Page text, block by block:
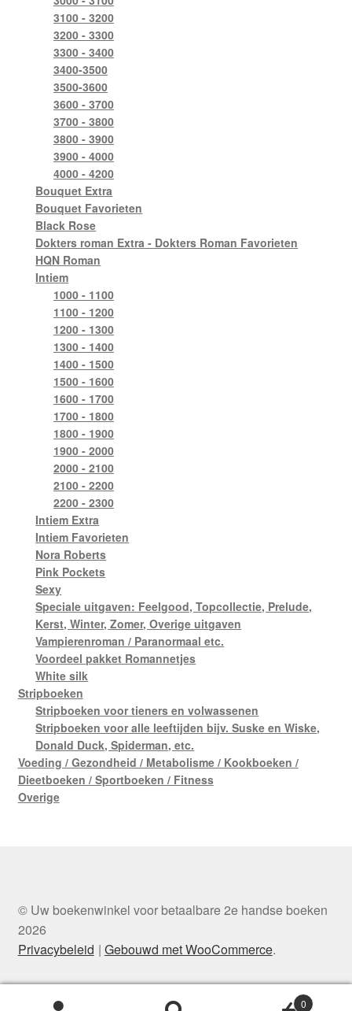
3100 - 3200
3200 - 3300
3300 - 3400
3400-3500
3500-3600
3600 - 3700
3700 - 3800
3800 - 3900
3900 - 4000
4000 - 4200
Bouquet Extra
Bouquet Favorieten
Black Rose
Dokters roman Extra - Dokters Roman Favorieten
HQN Roman
Intiem
1000 - 1100
1100 - 1200
1200 - 1300
1300 - 1400
1400 - 1500
1500 - 1600
1600 - 1700
1700 - 1800
1800 - 1900
1900 - 2000
2000 - 2100
2100 - 2200
2200 - 2300
Intiem Extra
Intiem Favorieten
Nora Roberts
Pink Pockets
Sexy
Speciale uitgaven: Feelgood, Topcollectie, Prelude,
Kerst, Winter, Zomer, Overige uitgaven
Vampierenroman / Paranormaal etc.
Voordeel pakket Romannetjes
White silk
Stripboeken
Stripboeken voor tieners en volwassenen
Stripboeken voor alle leeftijden bijv. Suske en Wiske,
Donald Duck, Spiderman, etc.
Voeding / Gezondheid / Metabolisme / Kookboeken /
Dieetboeken / Sportboeken / Fitness
Overige
© Uw boekenwinkel voor betaalbare 2e handse boeken
2026
Privacybeleid
Gebouwd met WooCommerce.
0